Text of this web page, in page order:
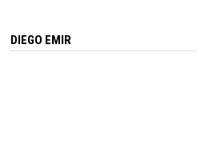
DIEGO EMIR